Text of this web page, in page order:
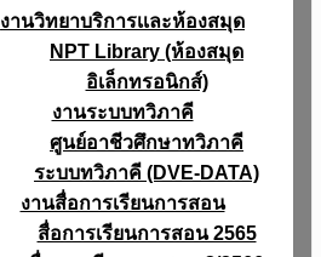
งานวิทยาบริการเเละห้องสมุด
NPT Library (ห้องสมุด
อิเล็กทรอนิกส์)
งานระบบทวิภาคี
ศูนย์อาชีวศึกษาทวิภาคี
ระบบทวิภาคี (DVE-DATA)
งานสื่อการเรียนการสอน
สื่อการเรียนการสอน 2565